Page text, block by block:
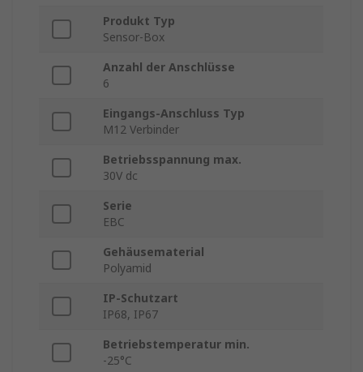
Produkt Typ
Sensor-Box
Anzahl der Anschlüsse
6
Eingangs-Anschluss Typ
M12 Verbinder
Betriebsspannung max.
30V dc
Serie
EBC
Gehäusematerial
Polyamid
IP-Schutzart
IP68, IP67
Betriebstemperatur min.
-25°C